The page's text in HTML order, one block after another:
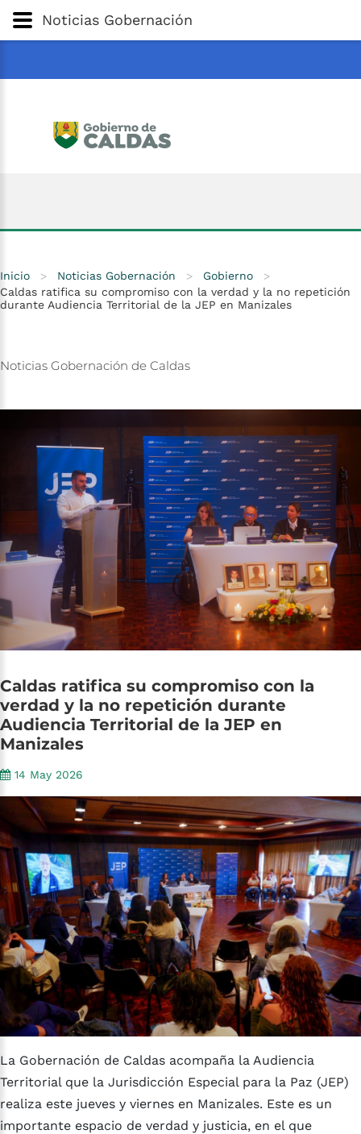
Gobernación de
Noticias Gobernación
Inicio > Noticias Gobernación > Gobierno
>
Caldas ratifica su compromiso con la verdad y la no repetición
durante Audiencia Territorial de la JEP en Manizales
Noticias Gobernación de Caldas
Caldas ratifica su compromiso con la
verdad y la no repetición durante
Audiencia Territorial de la JEP en
Manizales
14 May 2026
La Gobernación de Caldas acompaña la Audiencia
Territorial que la Jurisdicción Especial para la Paz (JEP)
realiza este jueves y viernes en Manizales. Este es un
importante espacio de verdad y justicia, en el que